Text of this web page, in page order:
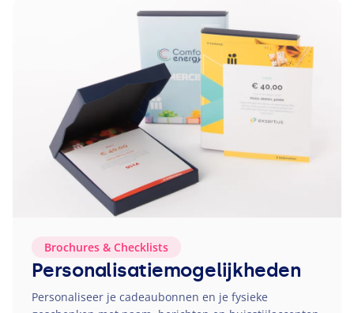
Brochures & Checklists
Personalisatiemogelijkheden
Personaliseer je cadeaubonnen en je fysieke